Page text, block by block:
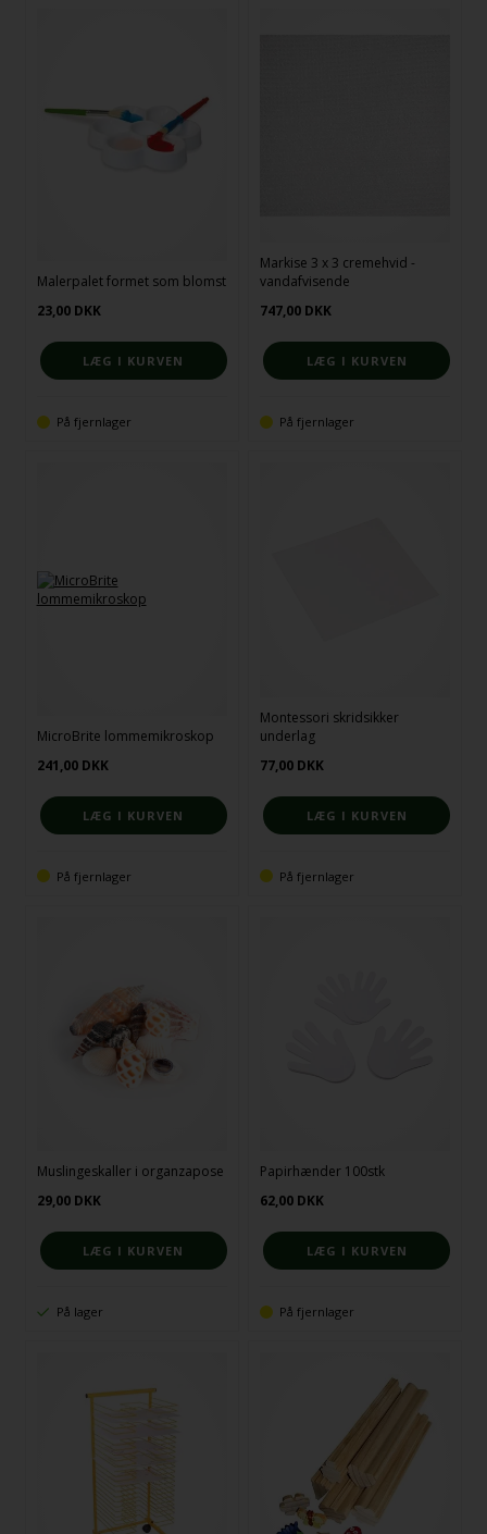
Malerpalet formet som blomst
23,00 DKK
På fjernlager
Markise 3 x 3 cremehvid -
vandafvisende
747,00 DKK
På fjernlager
MicroBrite lommemikroskop
241,00 DKK
På fjernlager
Montessori skridsikker
underlag
77,00 DKK
På fjernlager
Muslingeskaller i organzapose
29,00 DKK
På lager
Papirhænder 100stk
62,00 DKK
På fjernlager